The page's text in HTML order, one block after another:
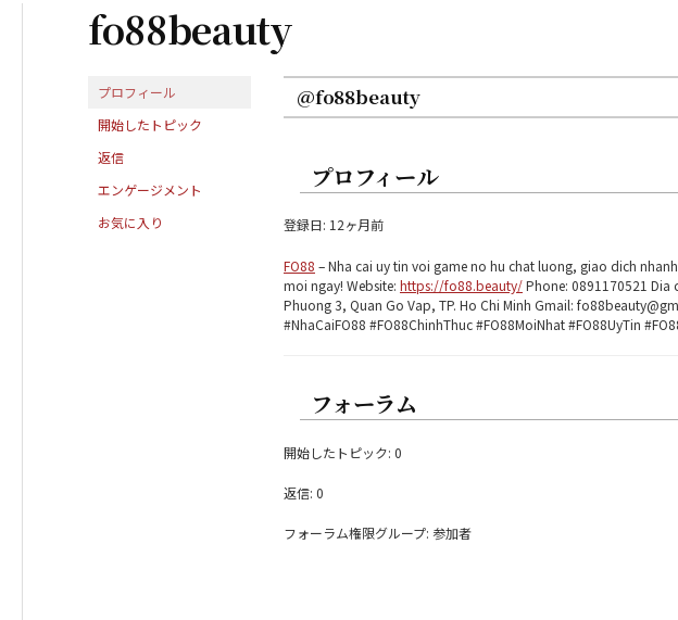
fo88beauty
プロフィール
開始したトピック
返信
エンゲージメント
お気に入り
@fo88beauty
プロフィール
登録日: 12ヶ月前
FO88 – Nha cai uy tin voi game no hu chat luong, giao dich
moi ngay! Website: https://fo88.beauty/Phone: 0891170521 Dia
Phuong 3, Quan Go Vap, TP. Ho Chi Minh Gmail:
#NhaCaiFO88 #FO88ChinhThuc #FO88MoiNhat #FO88UyTin
フォーラム
開始したトピック: 0
返信: 0
フォーラム権限グループ: 参加者